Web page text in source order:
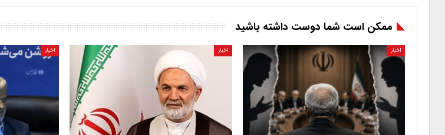
ممکن است شما دوست داشته باشید
اخبار اخبار اخبار